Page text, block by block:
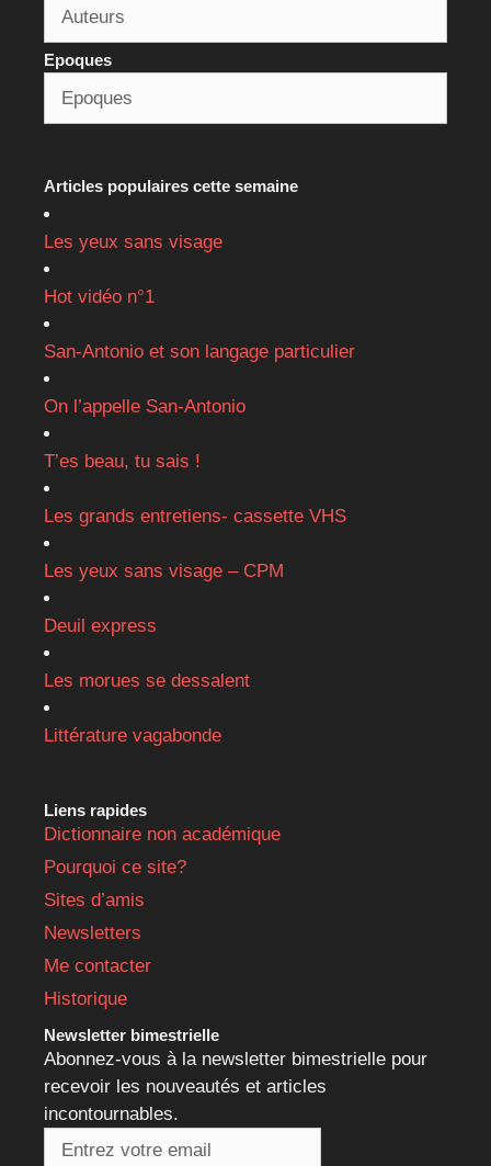
Epoques
Articles populaires cette semaine
Les yeux sans visage
Hot vidéo n°1
San-Antonio et son langage particulier
On l’appelle San-Antonio
T’es beau, tu sais !
Les grands entretiens- cassette VHS
Les yeux sans visage – CPM
Deuil express
Les morues se dessalent
Littérature vagabonde
Liens rapides
Dictionnaire non académique
Pourquoi ce site?
Sites d’amis
Newsletters
Me contacter
Historique
Newsletter bimestrielle
Abonnez-vous à la newsletter bimestrielle pour
recevoir les nouveautés et articles
incontournables.